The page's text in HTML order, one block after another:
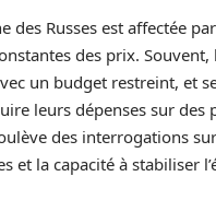
des Russes est affectée
des prix. Souvent,
un budget restreint, et
leurs dépenses sur des
des interrogations
et la capacité à stabiliser